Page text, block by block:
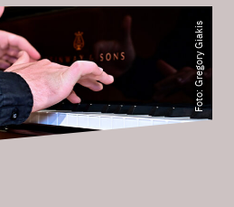
Foto: Gregory Giakis